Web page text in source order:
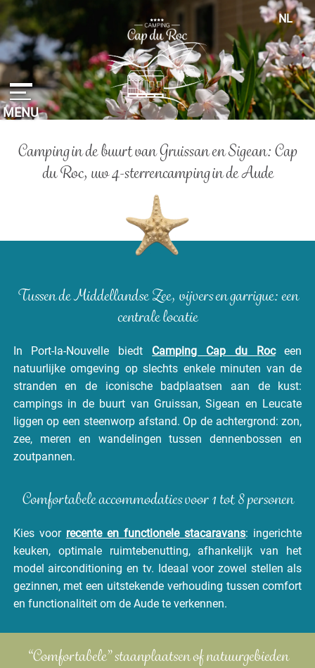
MENU
NL
FR
EN
ES
DE
Camping in de buurt van Gruissan en Sigean: Cap
du Roc, uw 4-sterrencamping in de Aude
Tussen de Middellandse Zee, vijvers en garrigue: een
centrale locatie
In Port-la-Nouvelle biedt Camping Cap du Roceen
natuurlijke omgeving op slechts enkele minuten van de
stranden en de iconische badplaatsen aan de kust:
campings in de buurt van Gruissan, Sigean en Leucate
liggen op een steenworp afstand. Op de achtergrond: zon,
zee, meren en wandelingen tussen dennenbossen en
zoutpannen.
Comfortabele accommodaties voor 1 tot 8 personen
Kies voor recente en functionele stacaravans: ingerichte
keuken, optimale ruimtebenutting, afhankelijk van het
model airconditioning en tv. Ideaal voor zowel stellen als
gezinnen, met een uitstekende verhouding tussen comfort
en functionaliteit om de Aude te verkennen.
“Comfortabele” staanplaatsen of natuurgebieden
Cookies beheer paneel